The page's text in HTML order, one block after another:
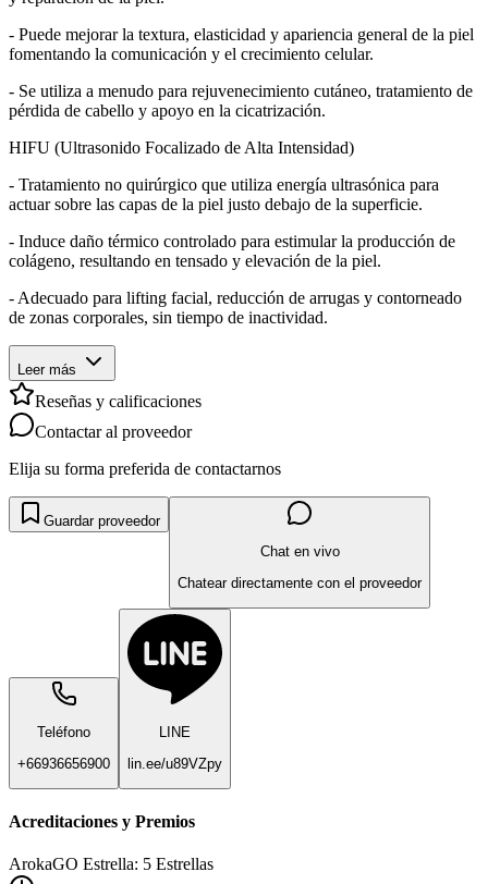
- Puede mejorar la textura, elasticidad y apariencia general de la piel
fomentando la comunicación y el crecimiento celular.
- Se utiliza a menudo para rejuvenecimiento cutáneo, tratamiento de
pérdida de cabello y apoyo en la cicatrización.
HIFU (Ultrasonido Focalizado de Alta Intensidad)
- Tratamiento no quirúrgico que utiliza energía ultrasónica para
actuar sobre las capas de la piel justo debajo de la superficie.
- Induce daño térmico controlado para estimular la producción de
colágeno, resultando en tensado y elevación de la piel.
- Adecuado para lifting facial, reducción de arrugas y contorneado
de zonas corporales, sin tiempo de inactividad.
Leer más
Reseñas y calificaciones
Contactar al proveedor
Elija su forma preferida de contactarnos
Guardar proveedor
Chat en vivo
Chatear directamente con el proveedor
Teléfono
+66936656900
LINE
lin.ee/u89VZpy
Acreditaciones y Premios
ArokaGO Estrella: 5 Estrellas